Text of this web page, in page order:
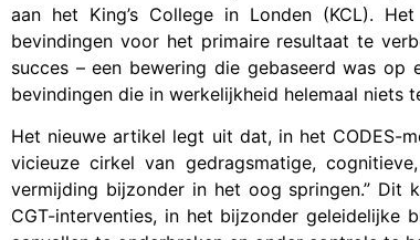
aan het King’s College in Londen (KCL).
bevindingen voor het primaire resultaat te
succes – een bewering die gebaseerd was op
bevindingen die in werkelijkheid helemaal niets
Het nieuwe artikel legt uit dat, in het CODES-
vicieuze cirkel van gedragsmatige,
vermijding bijzonder in het oog springen.”
CGT-interventies, in het bijzonder geleidelijke